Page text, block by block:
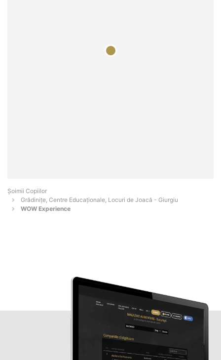
Șoimii Copiilor
Grădinițe, Centre Educaționale, Locuri de Joacă - Giurgiu
WOW Experience